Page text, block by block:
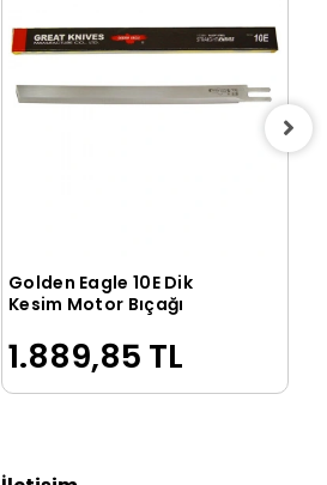
Sepete Ekle
Golden Eagle 10E Dik
Kesim Motor Bıçağı
1.889,85 TL